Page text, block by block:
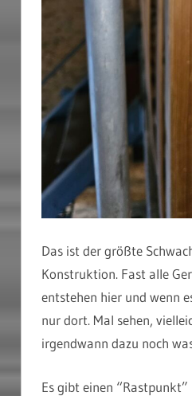
Das ist der größte
Konstruktion. Fast alle
entstehen hier und wenn
nur dort. Mal sehen,
irgendwann dazu noch
Es gibt einen